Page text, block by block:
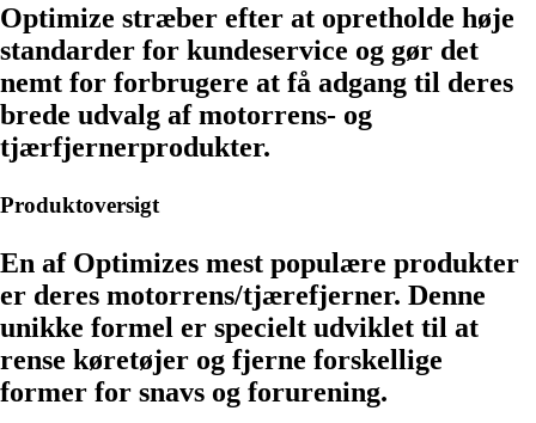
Optimize stræber efter at opretholde høje
standarder for kundeservice og gør det
nemt for forbrugere at få adgang til deres
brede udvalg af motorrens- og
tjærfjernerprodukter.
Produktoversigt
En af Optimizes mest populære produkter
er deres motorrens/tjærefjerner. Denne
unikke formel er specielt udviklet til at
rense køretøjer og fjerne forskellige
former for snavs og forurening.